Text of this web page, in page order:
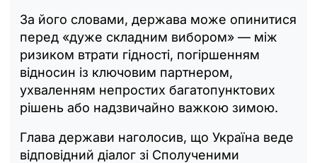
За його словами, держава може опинитися
перед «дуже складним вибором» — між
ризиком втрати гідності, погіршенням
відносин із ключовим партнером,
ухваленням непростих багатопунктових
рішень або надзвичайно важкою зимою.
Глава держави наголосив, що Україна веде
відповідний діалог зі Сполученими